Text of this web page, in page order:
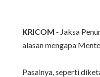
KRICOM - Jaksa
alasan mengapa
Pasalnya, seperti